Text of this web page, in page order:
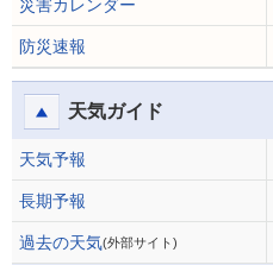
災害カレンダー
防災速報
天気ガイド
天気予報
長期予報
過去の天気(外部サイト)